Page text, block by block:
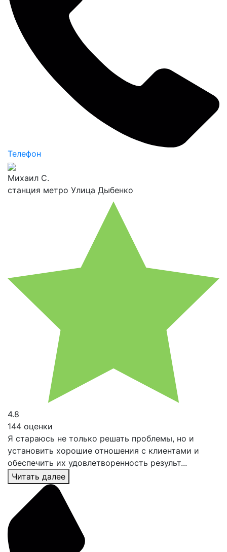
Телефон
Михаил С.
станция метро Улица Дыбенко
4.8
144 оценки
Я стараюсь не только решать проблемы, но и
установить хорошие отношения с клиентами и
обеспечить их удовлетворенность результ...
Читать далее